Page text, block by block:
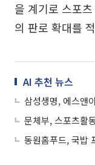
을 계기로 스포
의 판로 확대를
AI 추천 뉴스
삼성생명, 에스앤